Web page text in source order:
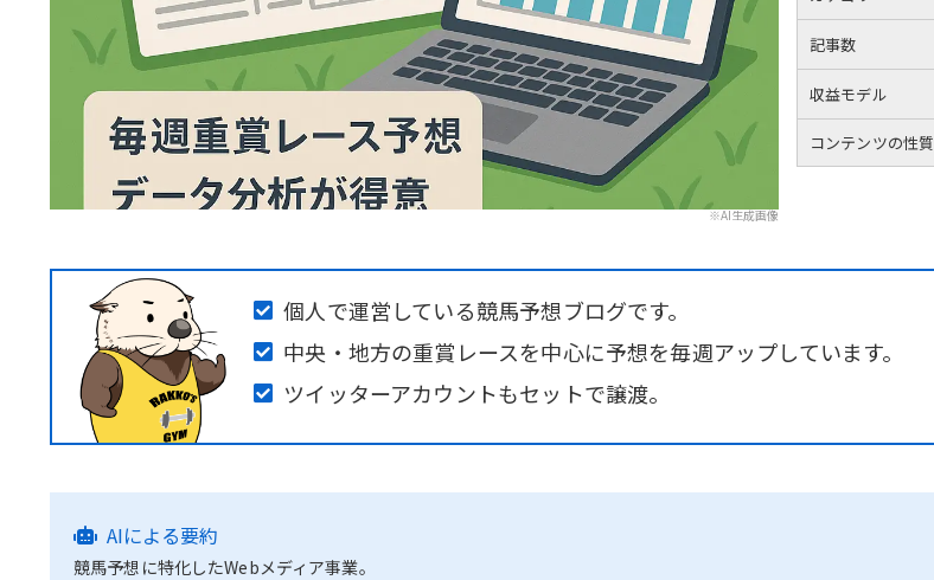
※AI生成画像
記事数
収益モデル
コンテンツの性質
個人で運営している競馬予想ブログです。
中央・地方の重賞レースを中心に予想を毎週アップしています。
ツイッターアカウントもセットで譲渡。
AIによる要約
競馬予想に特化したWebメディア事業。